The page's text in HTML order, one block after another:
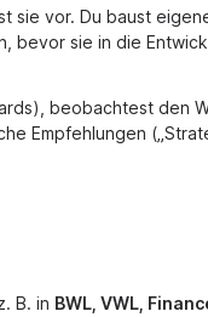
sie vor. Du baust
bevor sie in die
beobachtest den
Empfehlungen
B. in BWL, VWL,